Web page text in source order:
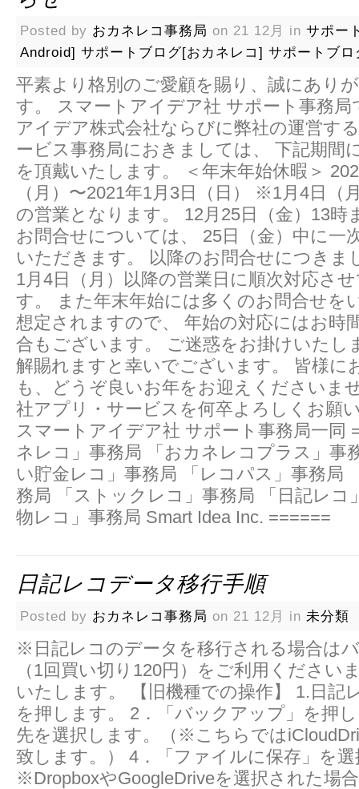
Posted by おカネレコ事務局 on 21 12月 in サポー
Android] サポートブログ[おカネレコ] サポートブ
平素より格別のご愛顧を賜り、誠にあり
す。 スマートアイデア社 サポート事務局
アイデア株式会社ならびに弊社の運営す
ービス事務局におきましては、 下記期間
を頂戴いたします。 ＜年末年始休暇＞
（月）〜2021年1月3日（日） ※1月4日（
の営業となります。 12月25日（金）13時
お問合せについては、 25日（金）中に一
いただきます。 以降のお問合せにつきま
1月4日（月）以降の営業日に順次対応さ
す。 また年末年始には多くのお問合せを
想定されますので、 年始の対応にはお時
合もございます。 ご迷惑をお掛けいたし
解賜れますと幸いでございます。 皆様に
も、どうぞ良いお年をお迎えくださいま
社アプリ・サービスを何卒よろしくお願
スマートアイデア社 サポート事務局一同
ネレコ」事務局 「おカネレコプラス」事
い貯金レコ」事務局 「レコパス」事務局
務局 「ストックレコ」事務局 「日記レコ
物レコ」事務局 Smart Idea Inc. ======
日記レコデータ移行手順
Posted by おカネレコ事務局 on 21 12月 in 未分類
※日記レコのデータを移行される場合は
（1回買い切り120円）をご利用ください
いたします。 【旧機種での操作】 1.日記
を押します。 2．「バックアップ」を押
先を選択します。（※こちらでは
致します。） 4．「ファイルに保存」を
※DropboxやGoogleDriveを選択された場